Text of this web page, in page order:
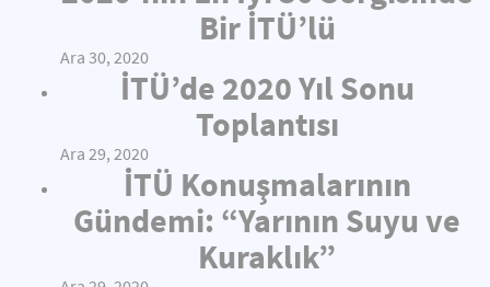
Bir İTÜ’lü
Ara 30, 2020
İTÜ’de 2020 Yıl Sonu
Toplantısı
Ara 29, 2020
İTÜ Konuşmalarının
Gündemi: “Yarının Suyu ve
Kuraklık”